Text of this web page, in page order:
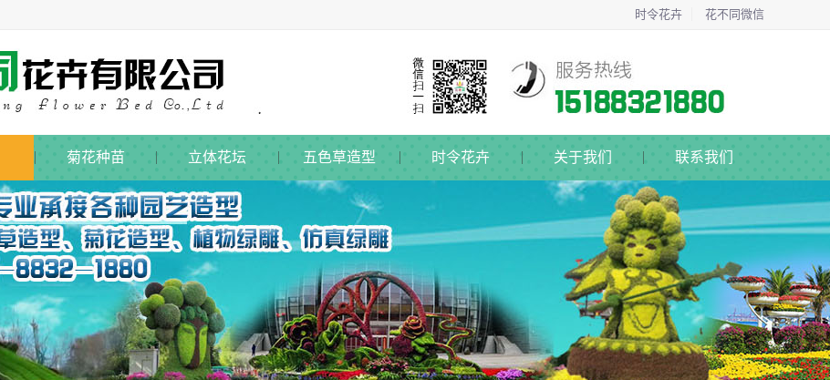
时令花卉 花不同微信
菊花种苗 立体花坛 五色草造型 时令花卉 关于我们 联系我们